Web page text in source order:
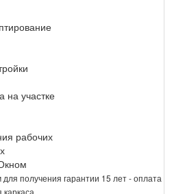
на участке
рабочих
получения гарантии 15 лет - оплата